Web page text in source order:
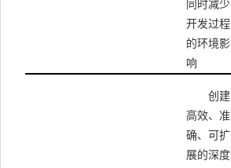
同时减少
开发过程
的环境影
响
创建
高效、准
确、可扩
展的深度